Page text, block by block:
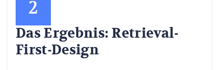
Das Ergebnis: Retrieval-
First-Design